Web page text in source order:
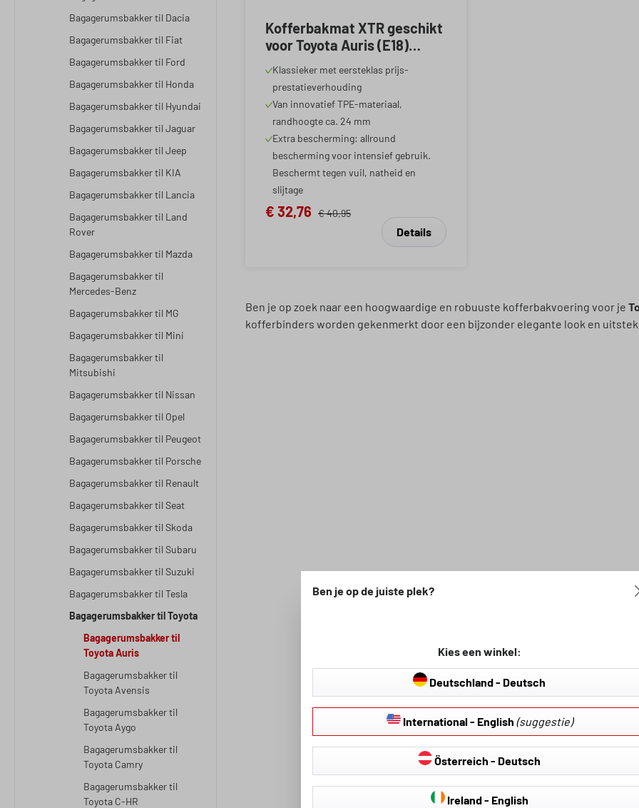
Bagagerumsbakker til Dacia
Bagagerumsbakker til Fiat
Bagagerumsbakker til Ford
Bagagerumsbakker til Honda
Bagagerumsbakker til Hyundai
Bagagerumsbakker til Jaguar
Bagagerumsbakker til Jeep
Bagagerumsbakker til KIA
Bagagerumsbakker til Lancia
Bagagerumsbakker til Land
Rover
Bagagerumsbakker til Mazda
Bagagerumsbakker til
Mercedes-Benz
Bagagerumsbakker til MG
Bagagerumsbakker til Mini
Bagagerumsbakker til
Mitsubishi
Bagagerumsbakker til Nissan
Bagagerumsbakker til Opel
Bagagerumsbakker til Peugeot
Bagagerumsbakker til Porsche
Bagagerumsbakker til Renault
Bagagerumsbakker til Seat
Bagagerumsbakker til Skoda
Bagagerumsbakker til Subaru
Bagagerumsbakker til Suzuki
Bagagerumsbakker til Tesla
Bagagerumsbakker til Toyota
Bagagerumsbakker til
Toyota Auris
Bagagerumsbakker til
Toyota Avensis
Bagagerumsbakker til
Toyota Aygo
Bagagerumsbakker til
Toyota Camry
Bagagerumsbakker til
Toyota C-HR
Kofferbakmat XTR geschikt
voor Toyota Auris (E18)
10/2012 - 12/2018
Klassieker met eersteklas prijs-
prestatieverhouding
Van innovatief TPE-materiaal,
randhoogte ca. 24 mm
Extra bescherming: allround
bescherming voor intensief gebruik.
Beschermt tegen vuil, natheid en
slijtage
€ 32,76 € 40,95
Details
Ben je op zoek naar een hoogwaardige en robuuste kofferbakvoering voor je
kofferbinders worden gekenmerkt door een bijzonder elegante look en
Ben je op de juiste plek?
Kies een winkel:
Deutschland - Deutsch
International - English (suggestie)
Österreich - Deutsch
Ireland - English